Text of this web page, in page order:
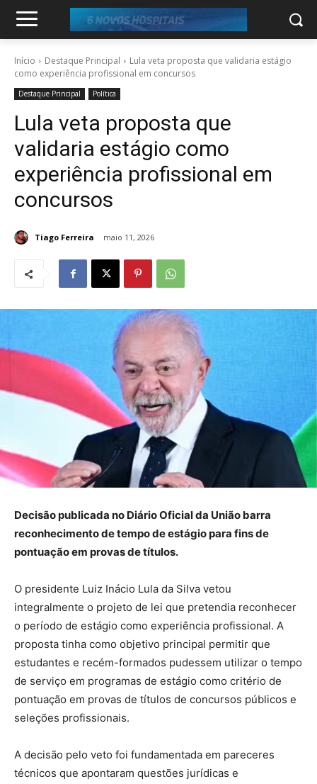
Início Destaque Principal
Lula veta proposta que validaria estágio
como experiência profissional em concursos
Destaque Principal Política
Lula veta proposta que
validaria estágio como
experiência profissional em
concursos
Tiago Ferreira maio 11, 2026
Decisão publicada no Diário Oficial da União barra
reconhecimento de tempo de estágio para fins de
pontuação em provas de títulos.
O presidente Luiz Inácio Lula da Silva vetou
integralmente o projeto de lei que pretendia reconhecer
o período de estágio como experiência profissional. A
proposta tinha como objetivo principal permitir que
estudantes e recém-formados pudessem utilizar o tempo
de serviço em programas de estágio como critério de
pontuação em provas de títulos de concursos públicos e
seleções profissionais.
A decisão pelo veto foi fundamentada em pareceres
técnicos que apontaram questões jurídicas e